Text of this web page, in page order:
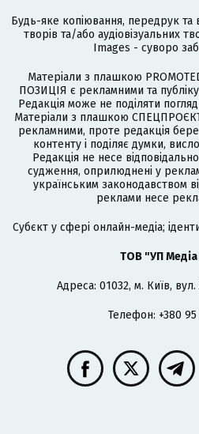
Будь-яке копіювання, передрук та
творів та/або аудіовізуальних
Images - суворо
Матеріали з плашкою
ПОЗИЦІЯ є рекламними та
Редакція може не поділяти
Матеріали з плашкою
рекламними, проте редакція бере
контенту і поділяє думки,
Редакція не несе
судження, оприлюднені у
українським законодавством
реклами несе
Cубєкт у сфері онлайн-медіа;
ТОВ "УП
Адреса: 01032, м. Київ,
Телефон: +380 95